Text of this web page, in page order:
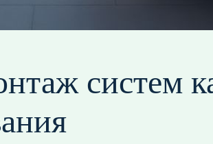
систем